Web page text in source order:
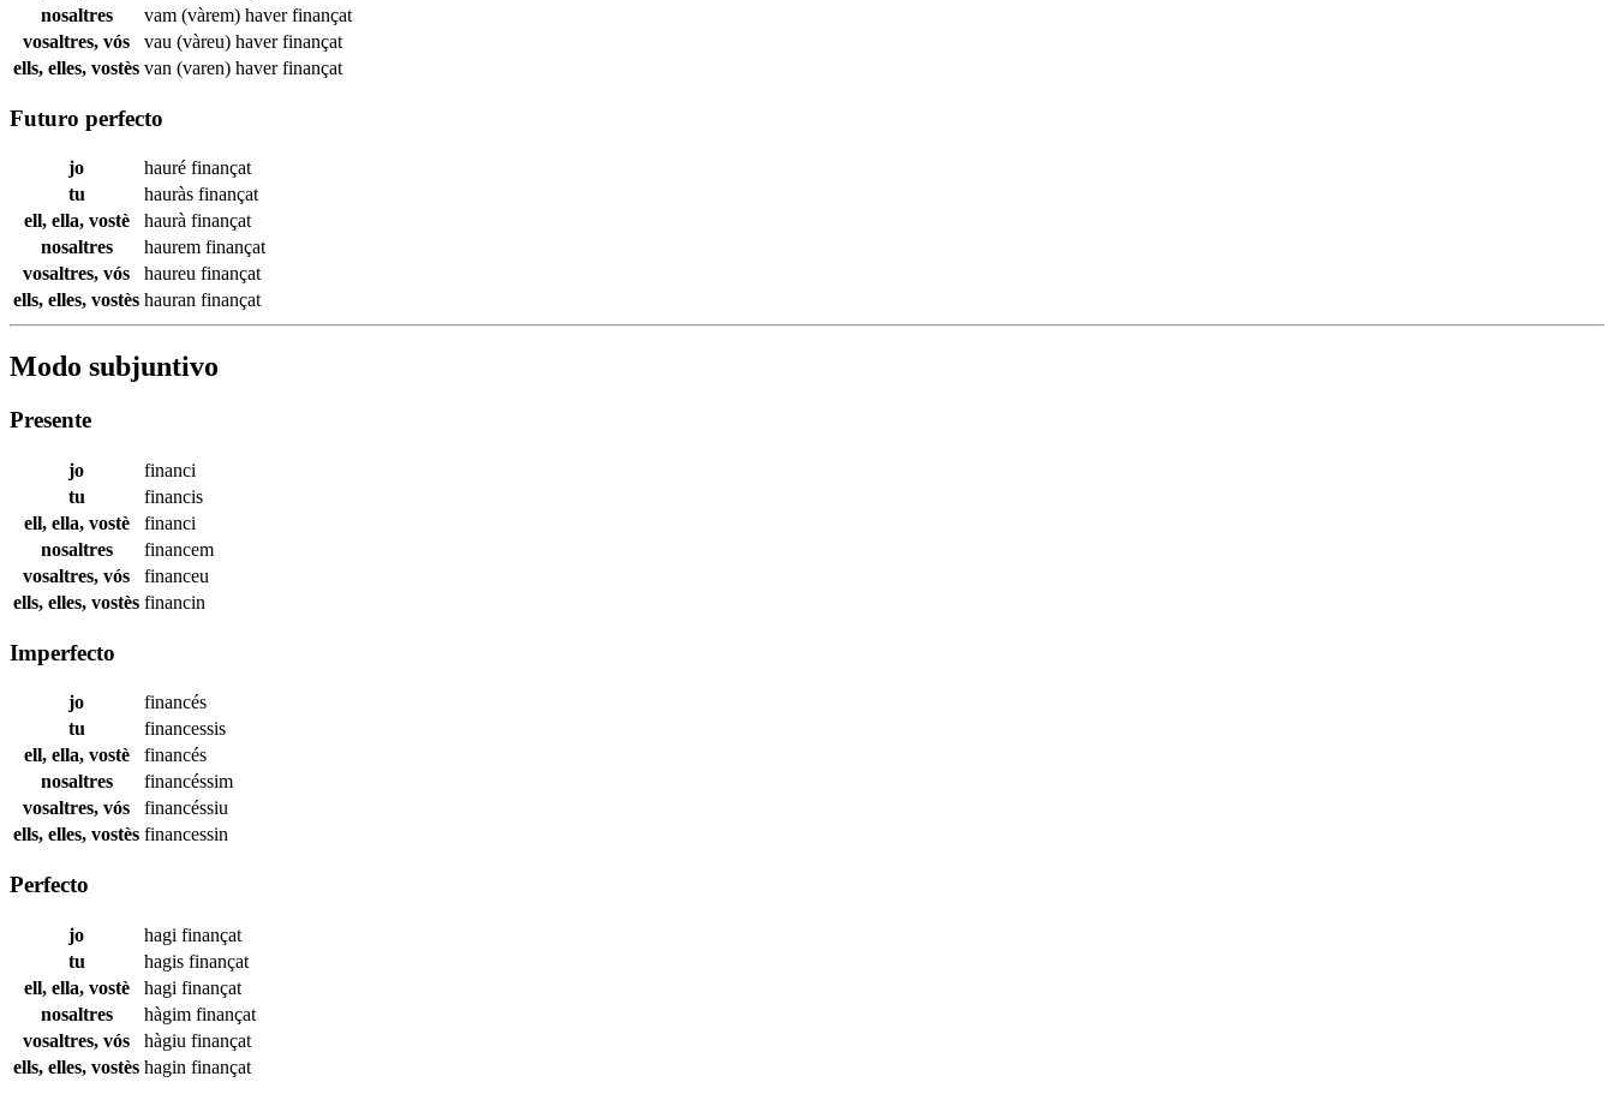
nosaltres
vam (vàrem) haverfinançat
vosaltres, vós
vau (vàreu) haverfinançat
ells, elles, vostès van (varen) haverfinançat
Futuro perfecto
jo hauré finançat
tu
hauràs finançat
ell, ella, vostè
haurà finançat
nosaltres
haurem finançat
vosaltres, vós
haureu finançat
ells, elles, vostès hauran finançat
Modo subjuntivo
Presente
jo
financi
tu
financis
ell, ella, vostè
financi
nosaltres
financem
vosaltres, vós
financeu
ells, elles, vostès financin
Imperfecto
jo
financés
tu
financessis
ell, ella, vostè
financés
nosaltres
financéssim
vosaltres, vós
financéssiu
ells, elles, vostès financessin
Perfecto
jo hagi finançat
tu
hagis finançat
ell, ella, vostè
hagi finançat
nosaltres
hàgim finançat
vosaltres, vós
hàgiu finançat
ells, elles, vostès hagin finançat